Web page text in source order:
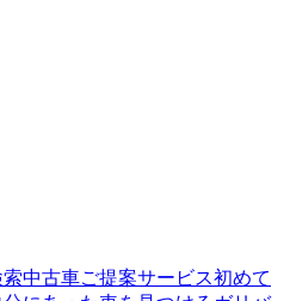
中古車ご提案サービス初めて